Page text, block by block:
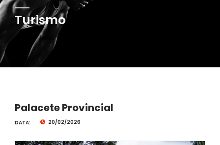
Turismo
Palacete Provincial
DATA: 20/02/2026